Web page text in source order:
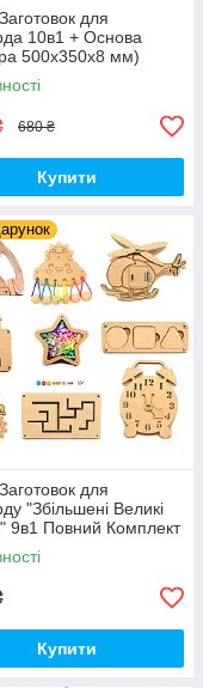
для
10в1 + Основа
500x350x8 мм)
Деталі, Весь Комплект
Сам
680 ₴
Купити
для
"Збільшені Великі
9в1 Повний Комплект
Купити